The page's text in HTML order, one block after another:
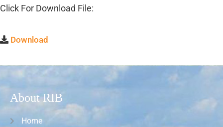
Click For Download File:
Download
About RIB
Home